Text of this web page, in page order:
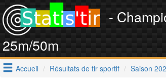
-
25m/50m
Accueil Résultats de tir sportif Saison